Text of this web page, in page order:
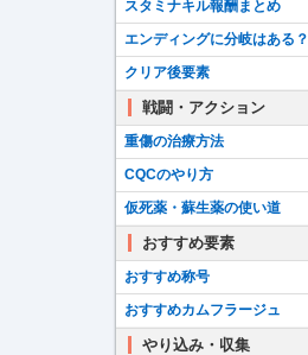
スタミナキル報酬まとめ
エンディングに分岐はある？
クリア後要素
戦闘・アクション
重傷の治療方法
CQCのやり方
仮死薬・蘇生薬の使い道
おすすめ要素
おすすめ称号
おすすめカムフラージュ
やり込み・収集